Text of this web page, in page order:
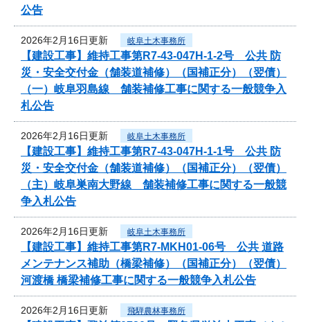
公告
2026年2月16日更新 岐阜土木事務所
【建設工事】維持工事第R7-43-047H-1-2号 公共 防
災・安全交付金（舗装道補修）（国補正分）（翌債）
（一）岐阜羽島線 舗装補修工事に関する一般競争入
札公告
2026年2月16日更新 岐阜土木事務所
【建設工事】維持工事第R7-43-047H-1-1号 公共 防
災・安全交付金（舗装道補修）（国補正分）（翌債）
（主）岐阜巣南大野線 舗装補修工事に関する一般競
争入札公告
2026年2月16日更新 岐阜土木事務所
【建設工事】維持工事第R7-MKH01-06号 公共 道路
メンテナンス補助（橋梁補修）（国補正分）（翌債）
河渡橋 橋梁補修工事に関する一般競争入札公告
2026年2月16日更新 飛騨農林事務所